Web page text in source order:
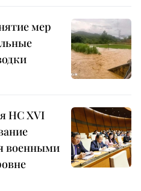
мер
НС XVI
военными